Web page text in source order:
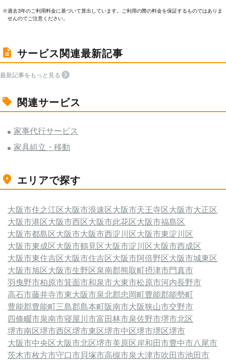
※過去3年のご利⽤料⾦に基づいて算出しています。ご利⽤の際の料⾦を保証するものではありま
せんのでご注意ください。
サービス関連最新記事
最新記事をもっと見る
関連サービス
家事代行サービス
家具組立・移動
エリアで探す
大阪市住之江区大阪市浪速区大阪市天王寺区大阪市大正区
大阪市港区大阪市西区大阪市此花区大阪市福島区
大阪市都島区大阪市大阪市西淀川区大阪市東淀川区
大阪市東成区大阪市鶴見区大阪市淀川区大阪市西成区
大阪市東住吉区大阪市住吉区大阪市阿倍野区大阪市城東区
大阪市旭区大阪市生野区泉南郡熊取町摂津市門真市
羽曳野市柏原市箕面市和泉市大東市松原市河内長野市
高石市藤井寺市東大阪市泉北郡忠岡町豊能郡能勢町
豊能郡豊能町三島郡島本町阪南市大阪狭山市交野市
四條畷市泉南市寝屋川市富田林市泉佐野市堺市北区
堺市南区堺市西区堺市東区堺市中区堺市堺区堺市
大阪市中央区大阪市北区堺市美原区岸和田市豊中市八尾市
茨木市枚方市守口市貝塚市高槻市泉大津市吹田市池田市